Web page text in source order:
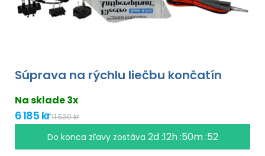
Súprava na rýchlu liečbu končatín
Na sklade 3x
6 185 kr11 530 kr
Do konca zľavy zostáva2d :12h :50m :51